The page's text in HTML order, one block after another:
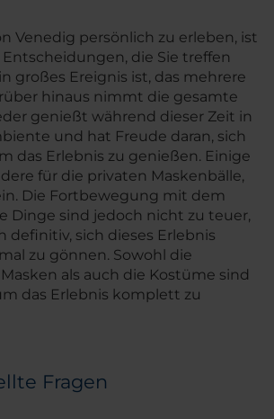
Venedig persönlich zu erleben, ist
die Sie treffen
großes Ereignis ist, das mehrere
hinaus nimmt die gesamte
genießt während dieser Zeit in
und hat Freude daran, sich
das Erlebnis zu genießen. Einige
für die privaten Maskenbälle,
Die Fortbewegung mit dem
Dinge sind jedoch nicht zu teuer,
definitiv, sich dieses Erlebnis
zu gönnen. Sowohl die
als auch die Kostüme sind
das Erlebnis komplett zu
Fragen